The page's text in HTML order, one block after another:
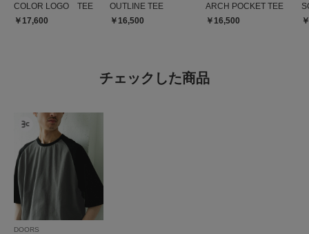
COLOR LOGO TEE
￥17,600
OUTLINE TEE
￥16,500
ARCH POCKET TEE
￥16,500
チェックした商品
DOORS